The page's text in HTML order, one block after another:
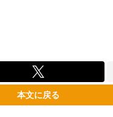
本文に戻る